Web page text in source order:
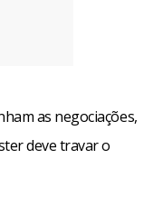
as negociações,
deve travar o